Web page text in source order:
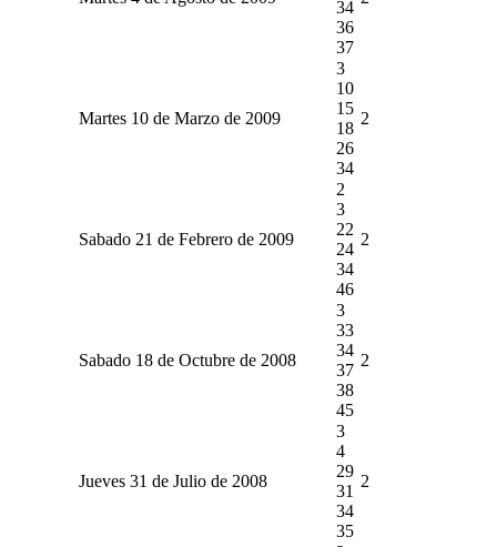
34
36
37
Martes 10 de Marzo de 2009
3
10
15
18
26
34
2
Sabado 21 de Febrero de 2009
2
3
22
24
34
46
2
Sabado 18 de Octubre de 2008
3
33
34
37
38
45
2
Jueves 31 de Julio de 2008
3
4
29
31
34
35
2